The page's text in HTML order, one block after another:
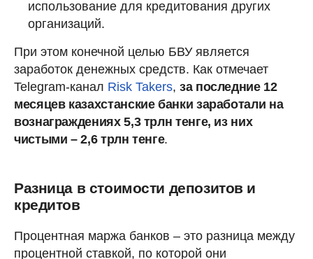
использование для кредитования других
организаций.
При этом конечной целью БВУ является
заработок денежных средств. Как отмечает
Telegram-канал Risk Takers, за последние 12
месяцев казахстанские банки заработали на
вознаграждениях 5,3 трлн тенге, из них
чистыми – 2,6 трлн тенге.
Разница в стоимости депозитов и
кредитов
Процентная маржа банков – это разница между
процентной ставкой, по которой они